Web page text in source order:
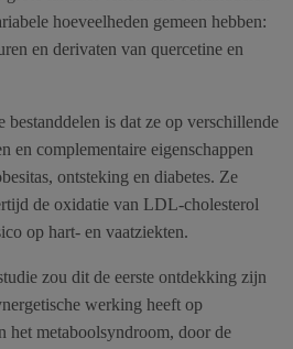
hoeveelheden gemeen hebben:
en derivaten van quercetine en
bestanddelen is dat ze op verschillende
en complementaire eigenschappen
ontsteking en diabetes. Ze
de oxidatie van LDL-cholesterol
op hart- en vaatziekten.
zou dit de eerste ontdekking zijn
werking heeft op
het metaboolsyndroom, door de